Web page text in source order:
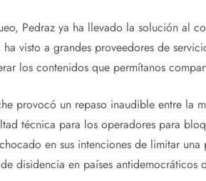
Pedraz ya ha llevado la solución al
visto a grandes proveedores de
los contenidos que permítanos
provocó un repaso inaudible entre la
técnica para los operadores para
en sus intenciones de limitar
disidencia en países antidemocráticos